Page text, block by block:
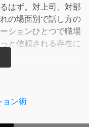
はず。対上司、対部
の場面別で話し方の
ションひとつで職場
と信頼される存在に
、なぜ残業が続いて
なくて」「なぜ終わ
ョン術